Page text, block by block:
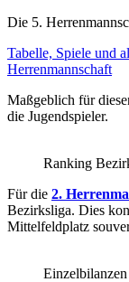
Die 5.
Tabelle, Spiele und
Herrenmannschaft
Maßgeblich für
die Jugendspieler.
Ranking
Für die 2.
Bezirksliga. Dies
Mittelfeldplatz